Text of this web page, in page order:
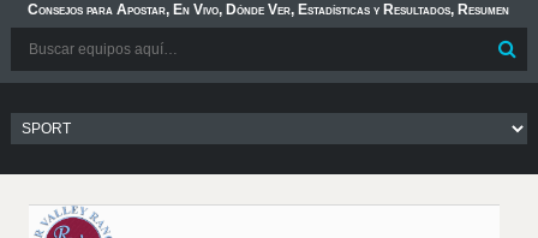
Consejos para Apostar, En Vivo, Dónde Ver, Estadísticas y Resultados, Resumen